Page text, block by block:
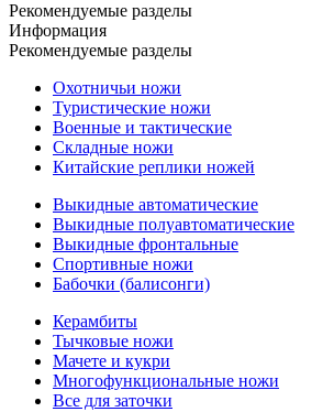
Рекомендуемые разделы
Информация
Рекомендуемые разделы
Охотничьи ножи
Туристические ножи
Военные и тактические
Складные ножи
Китайские реплики ножей
Выкидные автоматические
Выкидные полуавтоматические
Выкидные фронтальные
Спортивные ножи
Бабочки (балисонги)
Керамбиты
Тычковые ножи
Мачете и кукри
Многофункциональные ножи
Все для заточки